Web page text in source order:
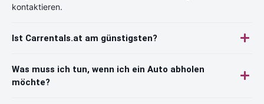
kontaktieren.
Ist Carrentals.at am günstigsten?
Was muss ich tun, wenn ich ein Auto abholen
möchte?